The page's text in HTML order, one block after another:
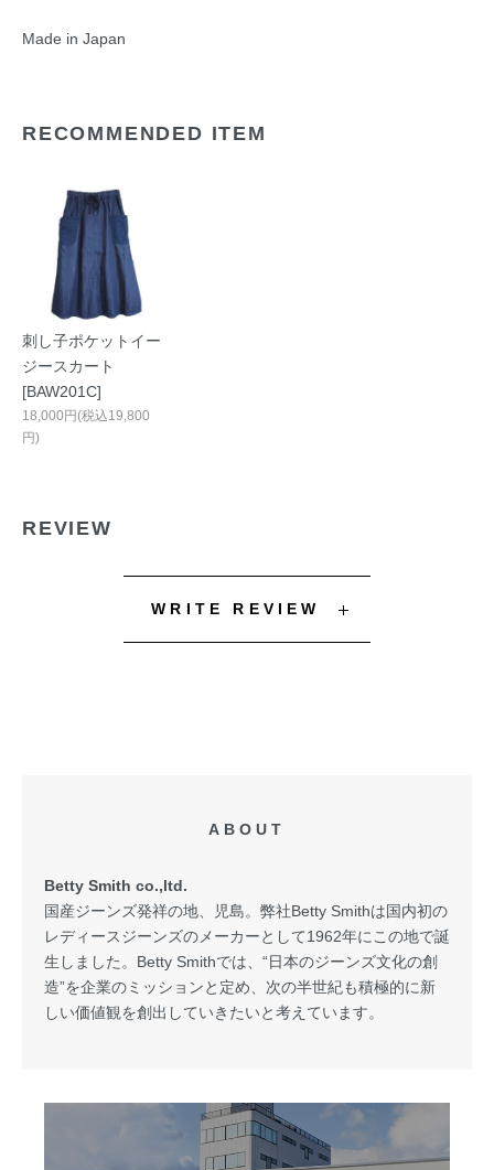
Made in Japan
RECOMMENDED ITEM
刺し子ポケットイー
ジースカート
[BAW201C]
18,000円(税込19,800
円)
REVIEW
WRITE REVIEW
ABOUT
Betty Smith co.,ltd.
国産ジーンズ発祥の地、児島。弊社Betty Smithは国内初の
レディースジーンズのメーカーとして1962年にこの地で誕
生しました。Betty Smithでは、“日本のジーンズ文化の創
造”を企業のミッションと定め、次の半世紀も積極的に新
しい価値観を創出していきたいと考えています。